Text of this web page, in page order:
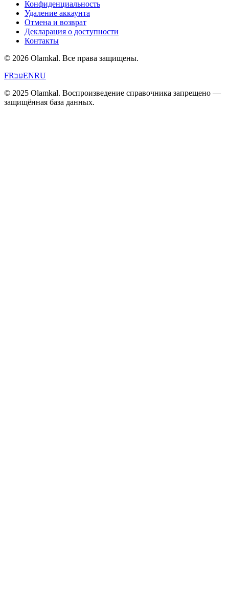
Конфиденциальность
Удаление аккаунта
Отмена и возврат
Декларация о доступности
Контакты
© 2026 Olamkal. Все права защищены.
FRעבENRU
© 2025 Olamkal. Воспроизведение справочника запрещено —
защищённая база данных.